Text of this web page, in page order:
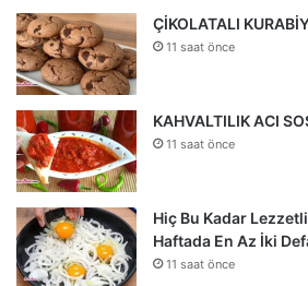
ÇİKOLATALI
11 saat önce
KAHVALTILIK ACI
11 saat önce
Hiç Bu Kadar
Haftada En Az İki
11 saat önce